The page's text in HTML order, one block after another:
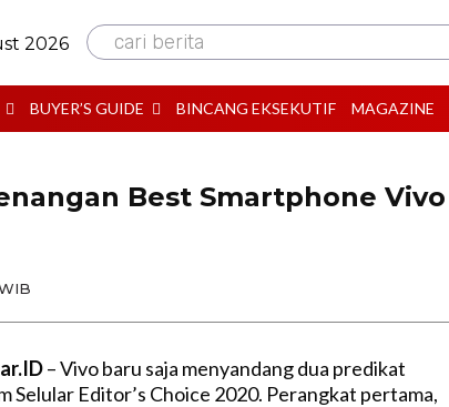
2026 cari berita
BUYER’S GUIDE BINCANG EKSEKUTIF MAGAZINE
Best Smartphone Vivo
– Vivo baru saja menyandang dua predikat
Selular Editor’s Choice 2020. Perangkat pertama,